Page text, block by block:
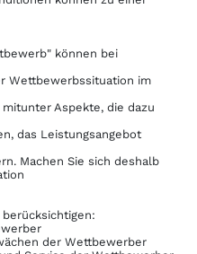
können bei
Wettbewerbssituation im
Aspekte, die dazu
das Leistungsangebot
Machen Sie sich deshalb
der Wettbewerber